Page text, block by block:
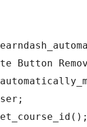
Button